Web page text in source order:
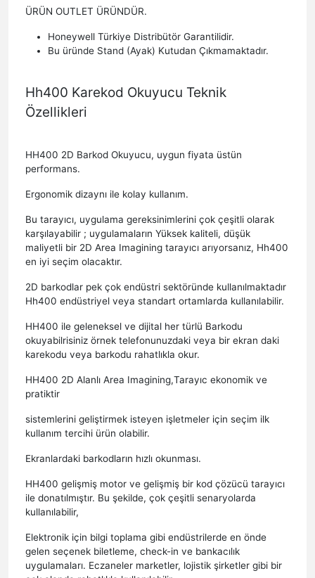
ÜRÜN OUTLET ÜRÜNDÜR.
Honeywell Türkiye Distribütör Garantilidir.
Bu üründe Stand (Ayak) Kutudan Çıkmamaktadır.
Hh400 Karekod Okuyucu Teknik
Özellikleri
HH400 2D Barkod Okuyucu, uygun fiyata üstün
performans.
Ergonomik dizaynı ile kolay kullanım.
Bu tarayıcı, uygulama gereksinimlerini çok çeşitli olarak
karşılayabilir ; uygulamaların Yüksek kaliteli, düşük
maliyetli bir 2D Area Imagining tarayıcı arıyorsanız, Hh400
en iyi seçim olacaktır.
2D barkodlar pek çok endüstri sektöründe kullanılmaktadır
Hh400 endüstriyel veya standart ortamlarda kullanılabilir.
HH400 ile geleneksel ve dijital her türlü Barkodu
okuyabilrisiniz örnek telefonunuzdaki veya bir ekran daki
karekodu veya barkodu rahatlıkla okur.
HH400 2D Alanlı Area Imagining,Tarayıc ekonomik ve
pratiktir
sistemlerini geliştirmek isteyen işletmeler için seçim ilk
kullanım tercihi ürün olabilir.
Ekranlardaki barkodların hızlı okunması.
HH400 gelişmiş motor ve gelişmiş bir kod çözücü tarayıcı
ile donatılmıştır. Bu şekilde, çok çeşitli senaryolarda
kullanılabilir,
Elektronik için bilgi toplama gibi endüstrilerde en önde
gelen seçenek biletleme, check-in ve bankacılık
uygulamaları. Eczaneler marketler, lojistik şirketler gibi bir